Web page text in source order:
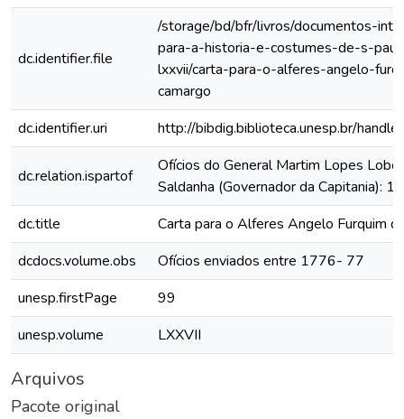
dc.identifier.file
/storage/bd/bfr/livros/documentos-
para-a-historia-e-costumes-de-s-
lxxvii/carta-para-o-alferes-angelo-
camargo
dc.identifier.uri
http://bibdig.biblioteca.unesp.br/
dc.relation.ispartof
Ofícios do General Martim Lopes Lobo
Saldanha (Governador da Capitania):
dc.title
Carta para o Alferes Angelo Furquim
dcdocs.volume.obs
Ofícios enviados entre 1776- 77
unesp.firstPage
99
unesp.volume
LXXVII
Arquivos
Pacote original